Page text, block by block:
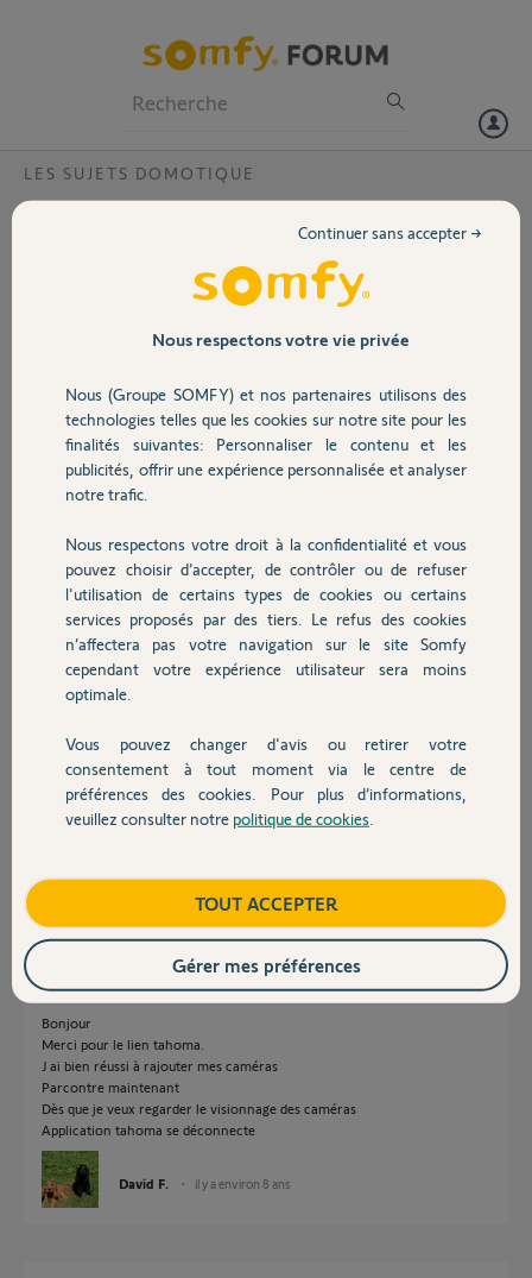
Volet
Sécurité
Domotique
Chauffage
Autres produits
Devis avec un pro
Contact
LES SUJETS DOMOTIQUE
Pas d icône de configuration tahoma
J ai la nouvelle application tahoma sur mon smartphone et ma
Parcontre je ne trouve l icône de configuration pour rajouter des
éléments supplémentaires
David F.
il y a environ 8 ans
Participer au fil de discussion
Réponses
Bonjour,
C'est sur Tahoma qu'il faut ajouter les équipements.
Bonjour
il y a environ 8 ans
Bonjour
Merci pour le lien tahoma.
J ai bien réussi à rajouter mes caméras
Parcontre maintenant
Dès que je veux regarder le visionnage des caméras
Application tahoma se déconnecte
David F. il y a environ 8 ans
Nous respectons votre vie privée
Nous (Groupe SOMFY) et nos partenaires utilisons des
technologies telles que les cookies sur notre site pour les
finalités suivantes: Personnaliser le contenu et les
publicités, offrir une expérience personnalisée et analyser
notre trafic.
Nous respectons votre droit à la confidentialité et vous
pouvez choisir d’accepter, de contrôler ou de refuser
l'utilisation de certains types de cookies ou certains
services proposés par des tiers. Le refus des cookies
n’affectera pas votre navigation sur le site Somfy
cependant votre expérience utilisateur sera moins
optimale.
Vous pouvez changer d'avis ou retirer votre
consentement à tout moment via le centre de
préférences des cookies. Pour plus d’informations,
veuillez consulter notre politique de cookies
Continuer sans accepter →
TOUT ACCEPTER
Gérer mes préférences